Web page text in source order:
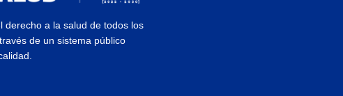
derecho a la salud de todos los
de un sistema público